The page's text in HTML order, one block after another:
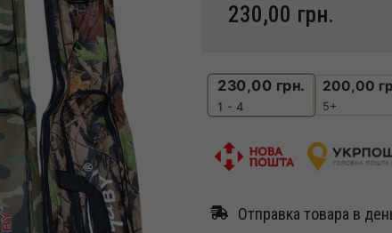
230,00 грн.
230,00 грн.
1 - 4
200,00
5+
Отправка товара в